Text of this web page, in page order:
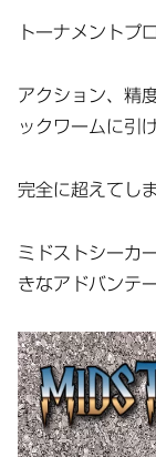
トーナメントプ
アクション、精
ックワームに引
完全に超えてし
ミドストシーカ
きなアドバンテ